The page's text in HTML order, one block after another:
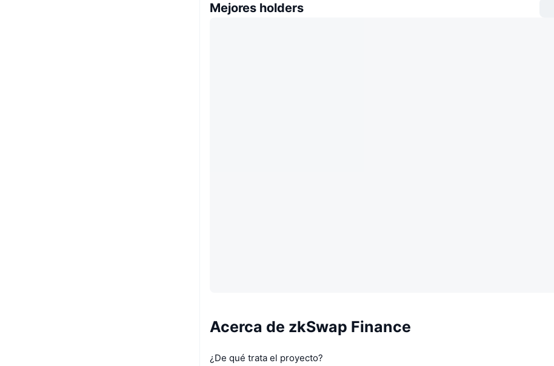
Mejores holders
Acerca de zkSwap Finance
¿De qué trata el proyecto?